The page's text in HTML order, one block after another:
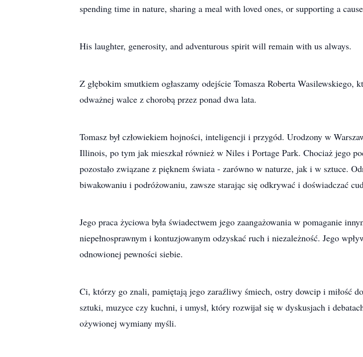
spending time in nature, sharing a meal with loved ones, or supporting a
His laughter, generosity, and adventurous spirit will remain with us always.
Z głębokim smutkiem ogłaszamy odejście Tomasza Roberta
odważnej walce z chorobą przez ponad dwa lata.
Tomasz był człowiekiem hojności, inteligencji i przygód. Urodzony w
Illinois, po tym jak mieszkał również w Niles i Portage Park. Chociaż jego
pozostało związane z pięknem świata - zarówno w naturze, jak i w sztuce.
biwakowaniu i podróżowaniu, zawsze starając się odkrywać i doświadczać
Jego praca życiowa była świadectwem jego zaangażowania w pomaganie
niepełnosprawnym i kontuzjowanym odzyskać ruch i niezależność. Jego
odnowionej pewności siebie.
Ci, którzy go znali, pamiętają jego zaraźliwy śmiech, ostry dowcip i miłość
sztuki, muzyce czy kuchni, i umysł, który rozwijał się w dyskusjach i
ożywionej wymiany myśli.